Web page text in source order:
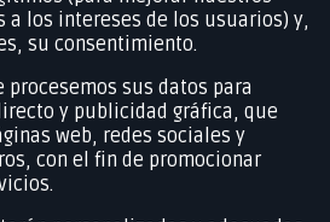
a los intereses de los usuarios) y,
su consentimiento.
procesemos sus datos para
y publicidad gráfica, que
web, redes sociales y
con el fin de promocionar